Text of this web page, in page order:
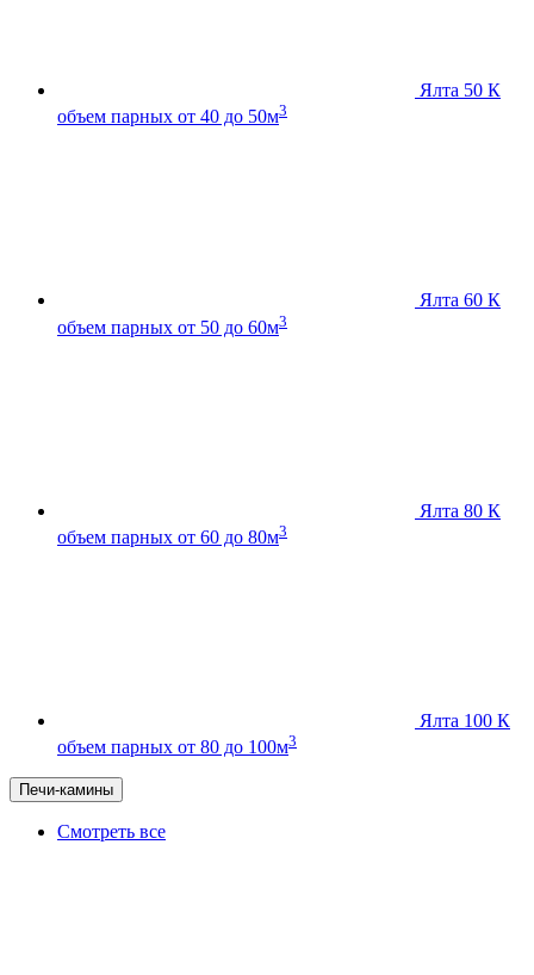
Ялта 50 К
объем парных от 40 до 50м3
Ялта 60 К
объем парных от 50 до 60м3
Ялта 80 К
объем парных от 60 до 80м3
Ялта 100 К
объем парных от 80 до 100м3
Печи-камины
Смотреть все